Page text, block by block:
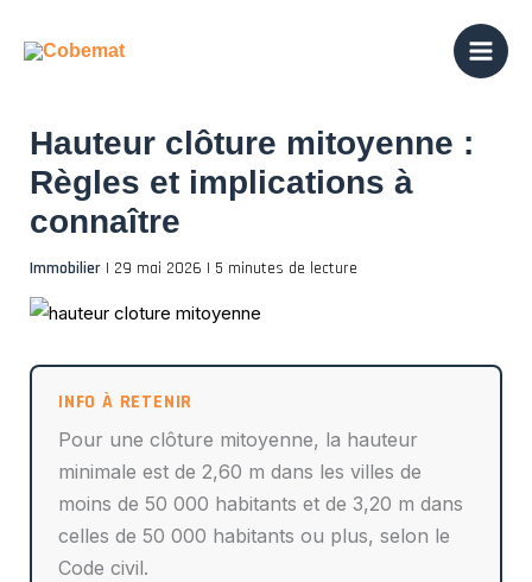
Hauteur clôture mitoyenne :
Règles et implications à
connaître
Immobilier| 29 mai 2026 | 5 minutes de lecture
Pour une clôture mitoyenne, la hauteur
minimale est de 2,60 m dans les villes de
moins de 50 000 habitants et de 3,20 m dans
celles de 50 000 habitants ou plus, selon le
Code civil.